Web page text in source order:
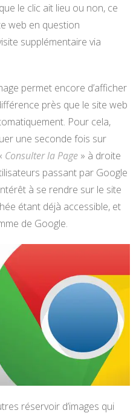
le clic ait lieu ou non, ce
web en question
supplémentaire via
permet encore d’afficher
près que le site web
Pour cela,
une seconde fois sur
Consulter la Page » à droite
passant par Google
à se rendre sur le site
étant déjà accessible, et
de Google.
réservoir d’images qui